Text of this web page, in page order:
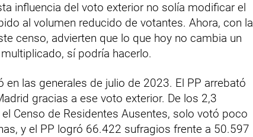
influencia del voto exterior no solía modificar el
al volumen reducido de votantes. Ahora, con la
censo, advierten que lo que hoy no cambia un
sí podría hacerlo.
en las generales de julio de 2023. El PP arrebató
gracias a ese voto exterior. De los 2,3
Censo de Residentes Ausentes, solo votó poco
y el PP logró 66.422 sufragios frente a 50.597